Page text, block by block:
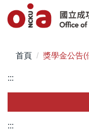
到
區
首頁 獎學金公告(
:::
:::